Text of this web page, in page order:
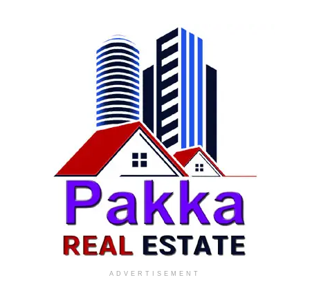
ADVERTISEMENT